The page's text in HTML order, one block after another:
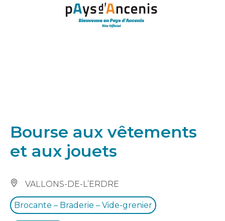
Panneau de gestion des cookies
Bourse aux vêtements
et aux jouets
VALLONS-DE-L’ERDRE
Brocante – Braderie – Vide-grenier